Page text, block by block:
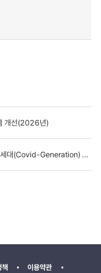
개선(2026년)
[입찰공고] 제2026-06호 코로나 세대(Covid-Generation) 아동의 발달 추적 연구(Ⅲ)
책 이용약관